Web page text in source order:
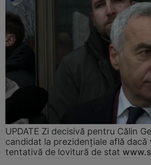
UPDATE Zi decisivă pentru Călin
candidat la prezidențiale află
tentativă de lovitură de stat